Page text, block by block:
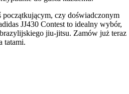
początkującym, czy doświadczonym
JJ430 Contest to idealny wybór,
jiu-jitsu. Zamów już teraz
tatami.